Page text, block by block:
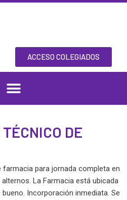
ACCESO COLEGIADOS
DE
para jornada completa en
La Farmacia está ubicada
Incorporación inmediata. Se